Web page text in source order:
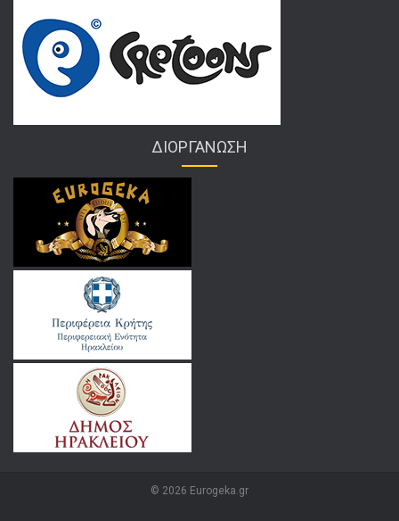
ΔΙΟΡΓΑΝΩΣΗ
© 2026 Eurogeka.gr